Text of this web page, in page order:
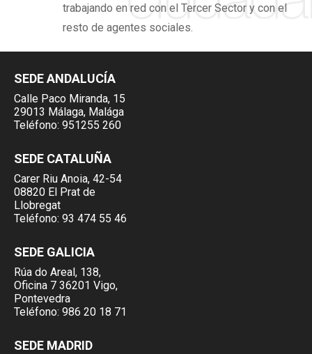
trabajando en red con el Tercer Sector y con el
resto de agentes sociales.
SEDE ANDALUCÍA
Calle Paco Miranda, 15
29013 Málaga, Malága
Teléfono: 951255 260
SEDE CATALUÑA
Carer Riu Anoia, 42-54
08820 El Prat de
Llobregat
Teléfono: 93 474 55 46
SEDE GALICIA
Rúa do Areal, 138,
Oficina 7 36201 Vigo,
Pontevedra
Teléfono: 986 20 18 71
SEDE MADRID